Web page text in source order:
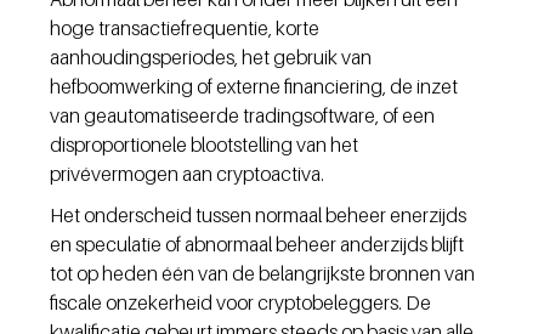
hoge transactiefrequentie, korte
aanhoudingsperiodes, het gebruik van
hefboomwerking of externe financiering, de inzet
van geautomatiseerde tradingsoftware, of een
disproportionele blootstelling van het
privévermogen aan cryptoactiva.
Het onderscheid tussen normaal beheer enerzijds
en speculatie of abnormaal beheer anderzijds blijft
tot op heden één van de belangrijkste bronnen van
fiscale onzekerheid voor cryptobeleggers. De